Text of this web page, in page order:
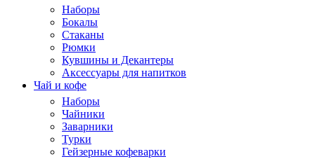
Наборы
Бокалы
Стаканы
Рюмки
Кувшины и Декантеры
Аксессуары для напитков
Чай и кофе
Наборы
Чайники
Заварники
Турки
Гейзерные кофеварки